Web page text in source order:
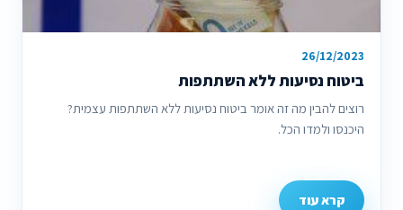
26/12/2023
ביטוח נסיעות ללא השתתפות
רוצים להבין מה זה אומר ביטוח נסיעות ללא השתתפות עצמית?
היכנסו ולמדו הכל.
קרא עוד